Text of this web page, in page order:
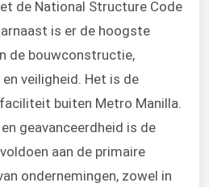
de National Structure Code
is er de hoogste
de bouwconstructie,
veiligheid. Het is de
buiten Metro Manilla.
geavanceerdheid is de
aan de primaire
ondernemingen, zowel in